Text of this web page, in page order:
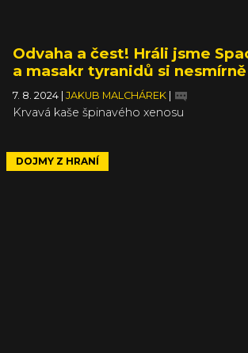
Odvaha a čest! Hráli jsme
a masakr tyranidů si
7. 8. 2024 JAKUB MALCHÁREK
Krvavá kaše špinavého xenosu
DOJMY Z HRANÍ